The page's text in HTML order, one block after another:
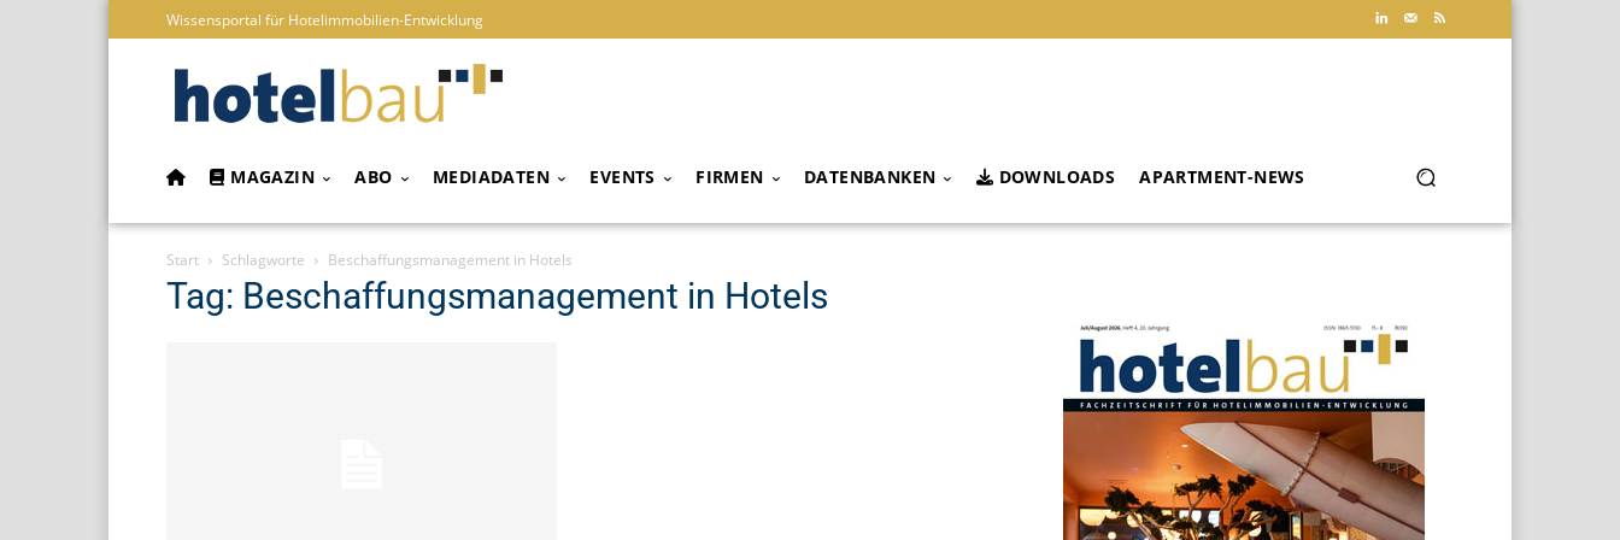
Wissensportal für Hotelimmobilien-Entwicklung
MAGAZIN ABO MEDIADATEN EVENTS FIRMEN DATENBANKEN DOWNLOADS APARTMENT-NEWS
Start Schlagworte Beschaffungsmanagement in Hotels
Tag: Beschaffungsmanagement in Hotels